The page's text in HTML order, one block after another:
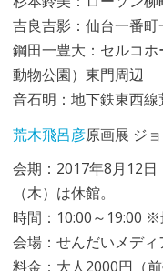
吉良吉影：仙台一番
鋼田一豊大：セルコ
動物公園）東門周辺
音石明：地下鉄東西
荒木飛呂彦原画展 ジ
会期：2017年8月12
（木）は休館。
時間：10:00～19:00
会場：せんだいメデ
料金：大人2000円（